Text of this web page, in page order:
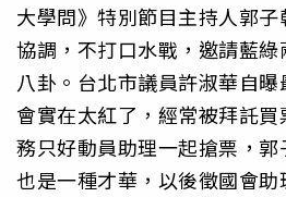
大學問》特別節目主持人郭
協調，不打口水戰，邀請藍
八卦。台北市議員許淑華自
會實在太紅了，經常被拜託
務只好動員助理一起搶票，
也是一種才華，以後徵國會